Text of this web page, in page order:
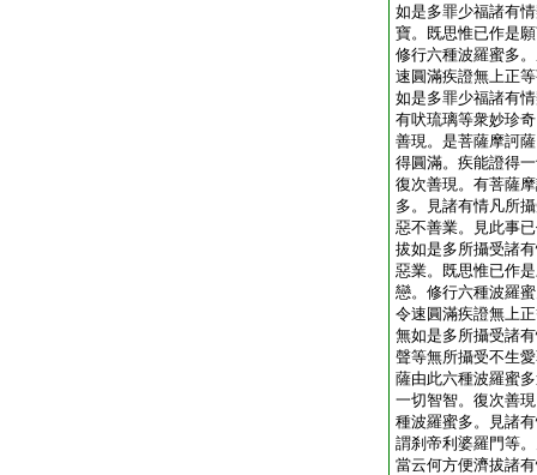
如是多罪少福諸有
寶。既思惟已作是
修行六種波羅蜜多
速圓滿疾證無上正
如是多罪少福諸有
有吠琉璃等衆妙珍
善現。是菩薩摩訶
得圓滿。疾能證得
復次善現。有菩薩
多。見諸有情凡所
惡不善業。見此事
拔如是多所攝受諸
惡業。既思惟已作
戀。修行六種波羅
令速圓滿疾證無上
無如是多所攝受諸
聲等無所攝受不生
薩由此六種波羅蜜
一切智智。復次善
種波羅蜜多。見諸
謂刹帝利婆羅門等
當云何方便濟拔諸